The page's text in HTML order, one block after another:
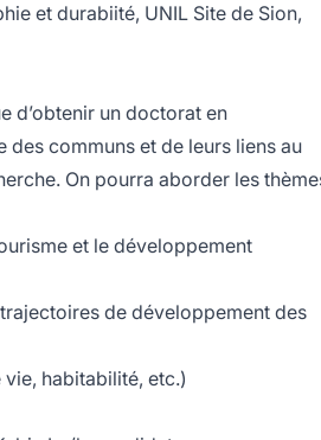
et durabiité, UNIL Site de Sion,
d’obtenir un doctorat en
des communs et de leurs liens au
On pourra aborder les
et le développement
de développement des
habitabilité, etc.)